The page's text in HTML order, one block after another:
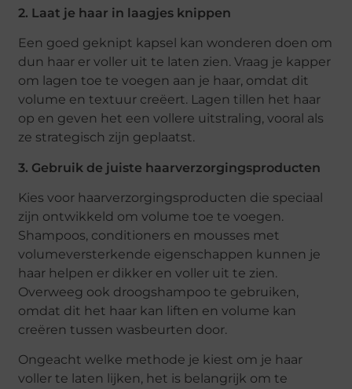
2. Laat je haar in laagjes knippen
Een goed geknipt kapsel kan wonderen doen om
dun haar er voller uit te laten zien. Vraag je kapper
om lagen toe te voegen aan je haar, omdat dit
volume en textuur creëert. Lagen tillen het haar
op en geven het een vollere uitstraling, vooral als
ze strategisch zijn geplaatst.
3. Gebruik de juiste haarverzorgingsproducten
Kies voor haarverzorgingsproducten die speciaal
zijn ontwikkeld om volume toe te voegen.
Shampoos, conditioners en mousses met
volumeversterkende eigenschappen kunnen je
haar helpen er dikker en voller uit te zien.
Overweeg ook droogshampoo te gebruiken,
omdat dit het haar kan liften en volume kan
creëren tussen wasbeurten door.
Ongeacht welke methode je kiest om je haar
voller te laten lijken, het is belangrijk om te